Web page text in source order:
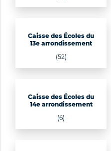
Caisse des Écoles du
13e arrondissement
(52)
Caisse des Écoles du
14e arrondissement
(6)